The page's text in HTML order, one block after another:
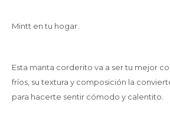
Mintt en tu hogar.
Esta manta corderito va a ser tu mejor
fríos, su textura y composición la
para hacerte sentir cómodo y calentito.